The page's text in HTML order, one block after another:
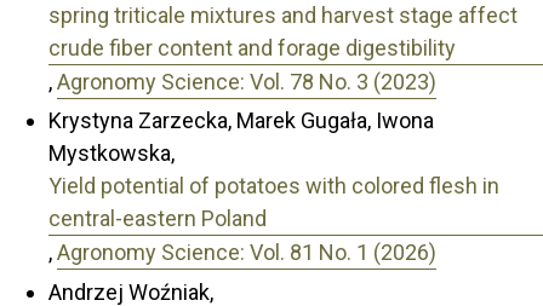
spring triticale mixtures and harvest stage affect
crude fiber content and forage digestibility
,Agronomy Science: Vol. 78 No. 3 (2023)
Krystyna Zarzecka, Marek Gugała, Iwona
Mystkowska,
Yield potential of potatoes with colored flesh in
central-eastern Poland
,Agronomy Science: Vol. 81 No. 1 (2026)
Andrzej Woźniak,